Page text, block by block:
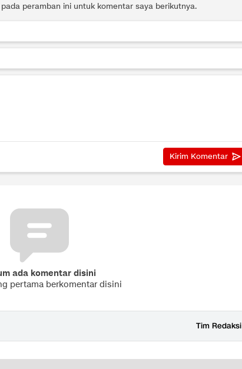
peramban ini untuk komentar saya berikutnya.
ada komentar disini
pertama berkomentar disini
Tim Redaksi